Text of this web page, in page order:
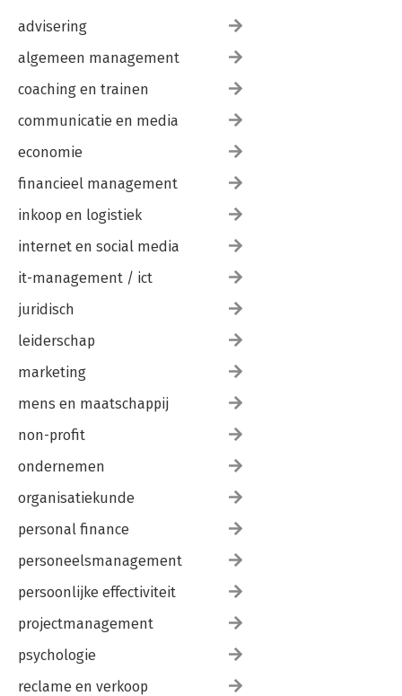
advisering
algemeen management
coaching en trainen
communicatie en media
economie
financieel management
inkoop en logistiek
internet en social media
it-management / ict
juridisch
leiderschap
marketing
mens en maatschappij
non-profit
ondernemen
organisatiekunde
personal finance
personeelsmanagement
persoonlijke effectiviteit
projectmanagement
psychologie
reclame en verkoop